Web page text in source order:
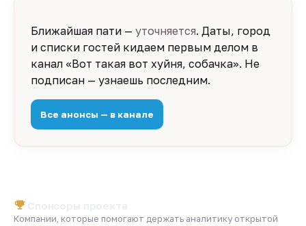
Ближайшая пати — уточняется. Даты, город
и списки гостей кидаем первым делом в
канал «Вот такая вот хуйня, собачка». Не
подписан — узнаешь последним.
Все анонсы — в канале
Компании, которые помогают держать аналитику открытой